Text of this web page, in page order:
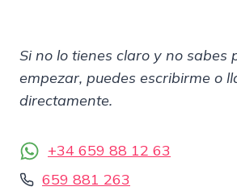
Si no lo tienes claro y no sabes
empezar, puedes escribirme o
directamente.
+34 659 88 12 63
659 881 263